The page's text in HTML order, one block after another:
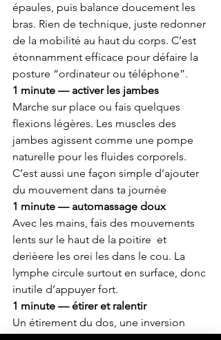
épaules, puis balance doucement les
bras. Rien de technique, juste redonner
de la mobilité au haut du corps. C’est
étonnamment efficace pour défaire la
posture “ordinateur ou téléphone”.
1 minute — activer les jambes
Marche sur place ou fais quelques
flexions légères. Les muscles des
jambes agissent comme une pompe
naturelle pour les fluides corporels.
C’est aussi une façon simple d’ajouter
du mouvement dans ta journée
1 minute — automassage doux
Avec les mains, fais des mouvements
lents sur le haut de la poitire  et
derièere les orei les dans le cou. La
lymphe circule surtout en surface, donc
inutile d’appuyer fort.
1 minute — étirer et ralentir
Un étirement du dos, une inversion